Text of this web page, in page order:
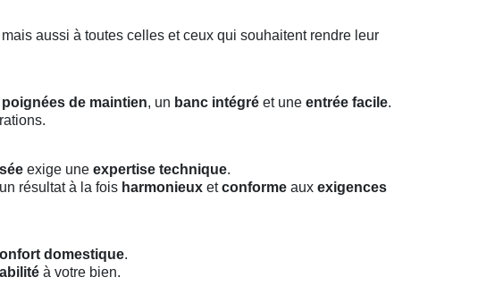
mais aussi à toutes celles et ceux qui souhaitent rendre leur
poignées de maintien, un banc intégré et une entrée facile.
exige une expertise technique.
résultat à la fois harmonieux etconforme aux exigences
domestique.
à votre bien.